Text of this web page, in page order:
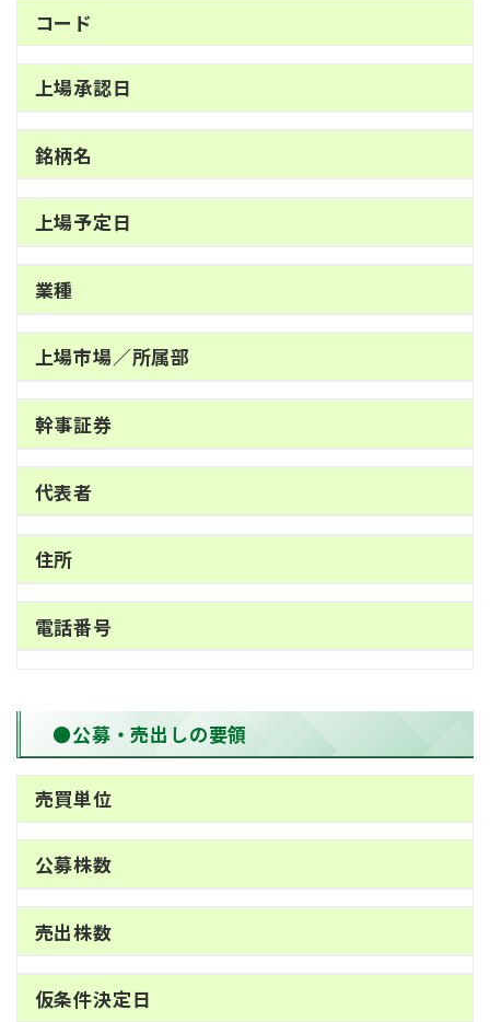
コード
上場承認日
銘柄名
上場予定日
業種
上場市場／所属部
幹事証券
代表者
住所
電話番号
●公募・売出しの要領
売買単位
公募株数
売出株数
仮条件決定日